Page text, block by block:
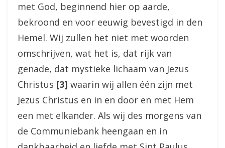
met God, beginnend hier op aarde,
bekroond en voor eeuwig bevestigd in den
Hemel. Wij zullen het niet met woorden
omschrijven, wat het is, dat rijk van
genade, dat mystieke lichaam van Jezus
Christus [3] waarin wij allen één zijn met
Jezus Christus en in en door en met Hem
een met elkander. Als wij des morgens van
de Communiebank heengaan en in